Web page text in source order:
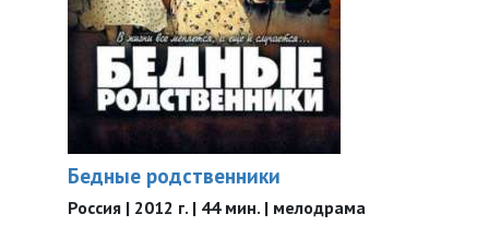
Бедные родственники
Россия | 2012 г. | 44 мин. | мелодрама